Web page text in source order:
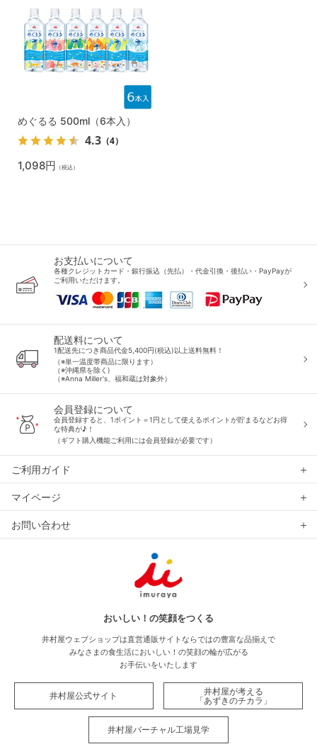
めぐるる 500ml（6本入）
4.3 （4）
1,098円 （税込）
お支払いについて
各種クレジットカード・銀行振込（先払）・代金引換・後払い・PayPayが
ご利用いただけます。
配送料について
1配送先につき商品代金5,400円(税込)以上送料無料！
（※単一温度帯商品に限ります）
（※沖縄県を除く)
（※Anna Miller's、福和蔵は対象外）
会員登録について
会員登録すると、1ポイント＝1円として使えるポイントが貯まるなどお得
な特典が♪！
（ギフト購入機能ご利用には会員登録が必要です）
ご利用ガイド
マイページ
お問い合わせ
おいしい！の笑顔をつくる
井村屋ウェブショップは直営通販サイトならではの豊富な品揃えで
みなさまの食生活においしい！の笑顔の輪が広がる
お手伝いをいたします
井村屋公式サイト
井村屋が考える
「あずきのチカラ」
井村屋バーチャル工場見学